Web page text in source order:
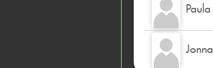
Paula
Jonna